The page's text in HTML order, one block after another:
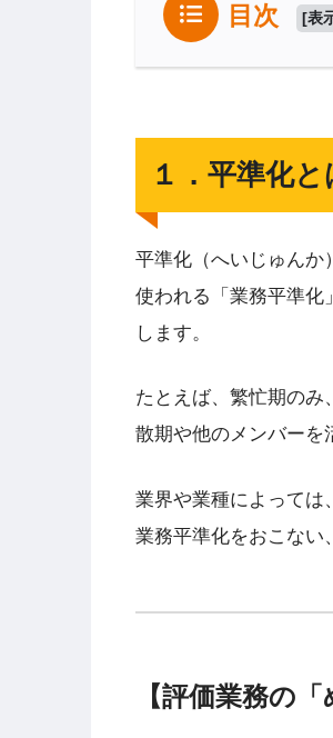
目次 [表
１．平準化と
平準化（へいじゅんか
使われる「業務平準化
します。
たとえば、繁忙期のみ
散期や他のメンバーを
業界や業種によっては
業務平準化をおこない
【評価業務の